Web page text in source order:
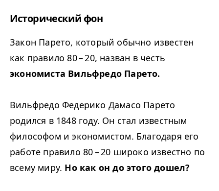
Исторический фон
Закон Парето, который обычно известен
как правило 80 – 20, назван в честь
экономиста Вильфредо Парето.
Вильфредо Федерико Дамасо Парето
родился в 1848 году. Он стал известным
философом и экономистом. Благодаря его
работе правило 80 – 20 широко известно по
всему миру. Но как он до этого дошел?